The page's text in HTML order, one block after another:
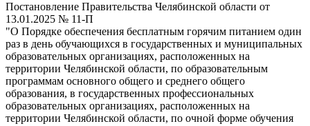
Постановление Правительства Челябинской области от
13.01.2025 № 11-П
"О Порядке обеспечения бесплатным горячим питанием один
раз в день обучающихся в государственных и муниципальных
образовательных организациях, расположенных на
территории Челябинской области, по образовательным
программам основного общего и среднего общего
образования, в государственных профессиональных
образовательных организациях, расположенных на
территории Челябинской области, по очной форме обучения